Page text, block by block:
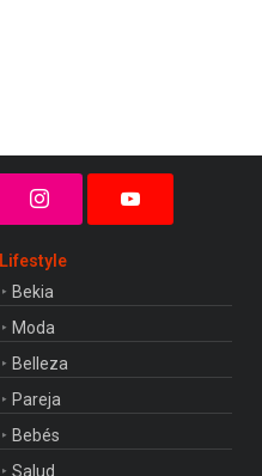
Lifestyle
Bekia
Moda
Belleza
Pareja
Bebés
Salud